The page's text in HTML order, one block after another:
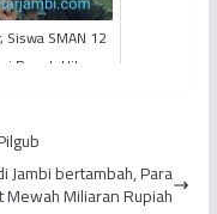
Siswa SMAN 12
Penuh Hilang
Jambi bertambah, Para
Miliaran Rupiah